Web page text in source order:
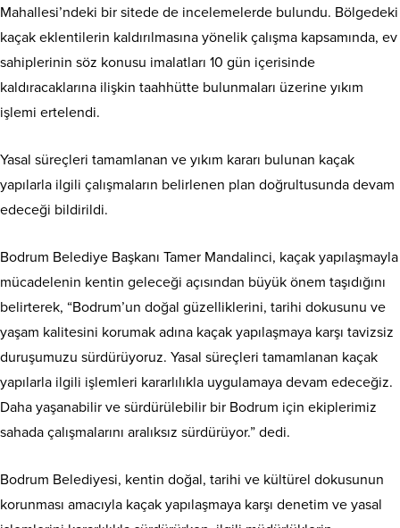
Mahallesi’ndeki bir sitede de incelemelerde bulundu. Bölgedeki
kaçak eklentilerin kaldırılmasına yönelik çalışma kapsamında, ev
sahiplerinin söz konusu imalatları 10 gün içerisinde
kaldıracaklarına ilişkin taahhütte bulunmaları üzerine yıkım
işlemi ertelendi.
Yasal süreçleri tamamlanan ve yıkım kararı bulunan kaçak
yapılarla ilgili çalışmaların belirlenen plan doğrultusunda devam
edeceği bildirildi.
Bodrum Belediye Başkanı Tamer Mandalinci, kaçak yapılaşmayla
mücadelenin kentin geleceği açısından büyük önem taşıdığını
belirterek, “Bodrum’un doğal güzelliklerini, tarihi dokusunu ve
yaşam kalitesini korumak adına kaçak yapılaşmaya karşı tavizsiz
duruşumuzu sürdürüyoruz. Yasal süreçleri tamamlanan kaçak
yapılarla ilgili işlemleri kararlılıkla uygulamaya devam edeceğiz.
Daha yaşanabilir ve sürdürülebilir bir Bodrum için ekiplerimiz
sahada çalışmalarını aralıksız sürdürüyor.” dedi.
Bodrum Belediyesi, kentin doğal, tarihi ve kültürel dokusunun
korunması amacıyla kaçak yapılaşmaya karşı denetim ve yasal